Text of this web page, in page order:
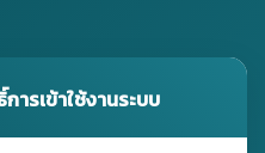
ารเข้าใช้งานระบบ